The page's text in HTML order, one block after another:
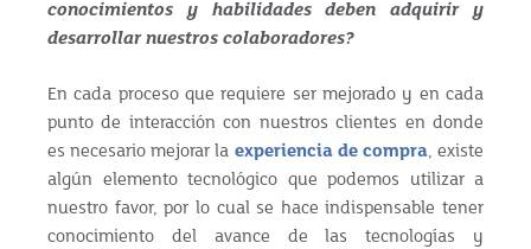
conocimientos y habilidades deben adquirir y
desarrollar nuestros colaboradores?
En cada proceso que requiere ser mejorado y en cada
punto de interacción con nuestros clientes en donde
es necesario mejorar la experiencia de compra, existe
algún elemento tecnológico que podemos utilizar a
nuestro favor, por lo cual se hace indispensable tener
conocimiento del avance de las tecnologías y